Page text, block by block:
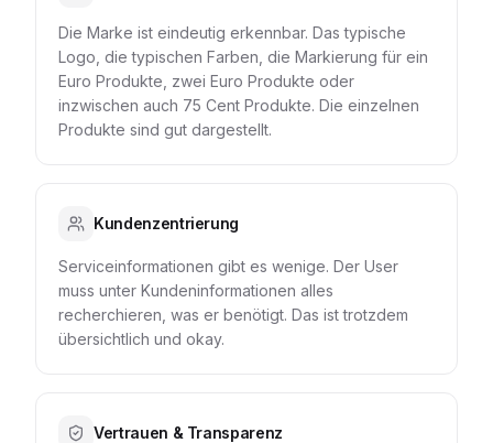
Die Marke ist eindeutig erkennbar. Das typische
Logo, die typischen Farben, die Markierung für ein
Euro Produkte, zwei Euro Produkte oder
inzwischen auch 75 Cent Produkte. Die einzelnen
Produkte sind gut dargestellt.
Kundenzentrierung
Serviceinformationen gibt es wenige. Der User
muss unter Kundeninformationen alles
recherchieren, was er benötigt. Das ist trotzdem
übersichtlich und okay.
Vertrauen & Transparenz